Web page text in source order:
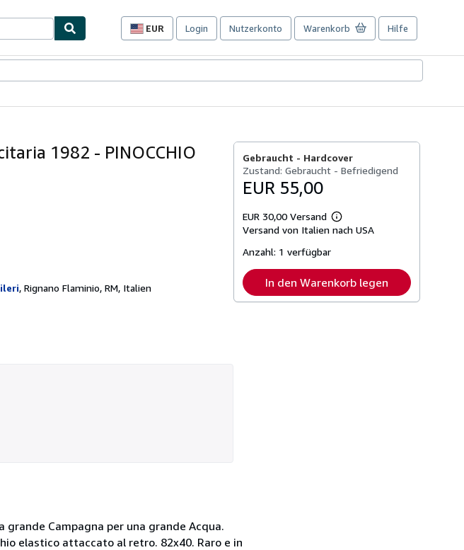
EUR
Seite
Einkaufseinstellungen.
Login Nutzerkonto Warenkorb Hilfe
1982 - PINOCCHIO
, Rignano Flaminio, RM, Italien
Gebraucht - Hardcover
Zustand: Gebraucht - Befriedigend
EUR 55,00
EUR 30,00 Versand
Weitere
Informationen
Versand von Italien nach USA
Anzahl: 1 verfügbar
In den Warenkorb legen
grande Campagna per una grande Acqua.
elastico attaccato al retro. 82x40. Raro e in